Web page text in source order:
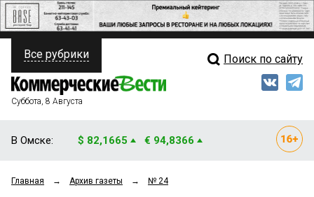
ПОЛИТИКА
ФИНАНСЫ
ОБЩЕСТВО
Свежий выпуск
Все рубрики Поиск по сайту
Суббота, 8 Августа
В Омске: $ 82,1665 € 94,8366
Главная → Архив газеты → № 24